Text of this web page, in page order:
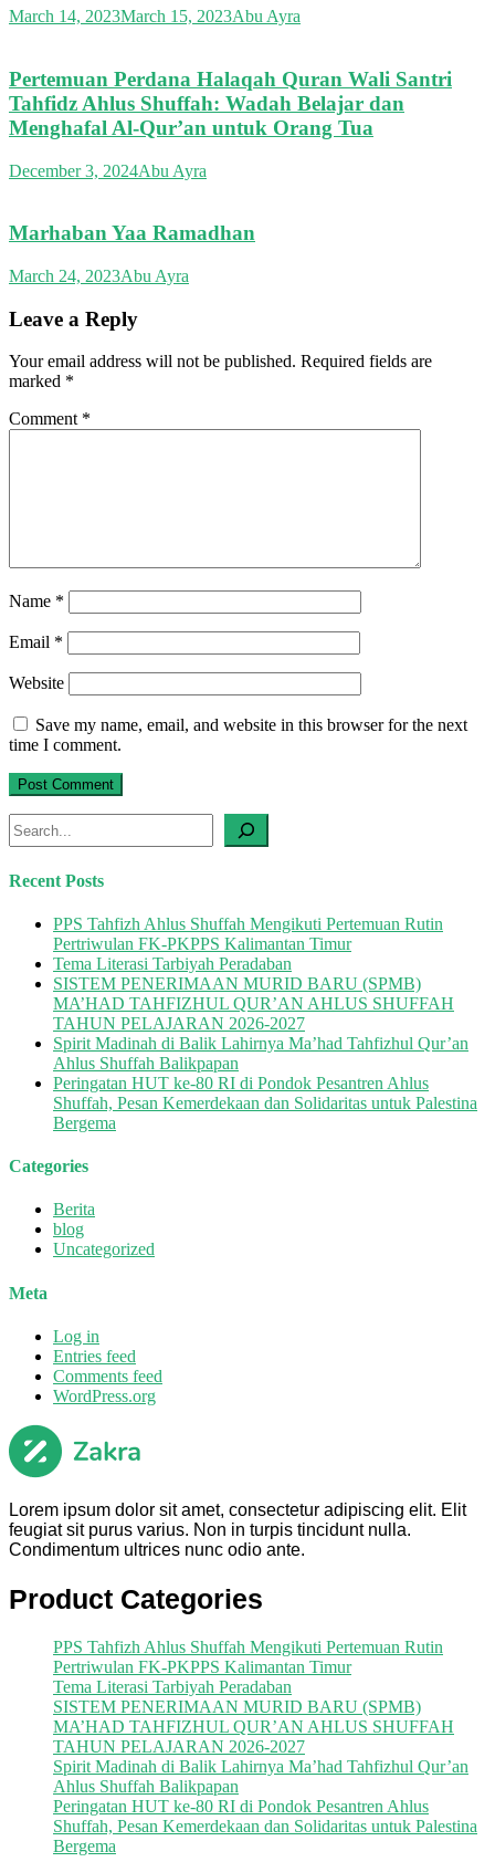
March 14, 2023March 15, 2023Abu Ayra
Pertemuan Perdana Halaqah Quran Wali Santri
Tahfidz Ahlus Shuffah: Wadah Belajar dan
Menghafal Al-Qur’an untuk Orang Tua
December 3, 2024Abu Ayra
Marhaban Yaa Ramadhan
March 24, 2023Abu Ayra
Leave a Reply
Your email address will not be published. Required fields are
marked *
Comment *
Name *
Email *
Website
Save my name, email, and website in this browser for the next
time I comment.
Search
Recent Posts
PPS Tahfizh Ahlus Shuffah Mengikuti Pertemuan Rutin
Pertriwulan FK-PKPPS Kalimantan Timur
Tema Literasi Tarbiyah Peradaban
SISTEM PENERIMAAN MURID BARU (SPMB)
MA’HAD TAHFIZHUL QUR’AN AHLUS SHUFFAH
TAHUN PELAJARAN 2026-2027
Spirit Madinah di Balik Lahirnya Ma’had Tahfizhul Qur’an
Ahlus Shuffah Balikpapan
Peringatan HUT ke-80 RI di Pondok Pesantren Ahlus
Shuffah, Pesan Kemerdekaan dan Solidaritas untuk Palestina
Bergema
Categories
Berita
blog
Uncategorized
Meta
Log in
Entries feed
Comments feed
WordPress.org
Lorem ipsum dolor sit amet, consectetur adipiscing elit. Elit
feugiat sit purus varius. Non in turpis tincidunt nulla.
Condimentum ultrices nunc odio ante.
Product Categories
PPS Tahfizh Ahlus Shuffah Mengikuti Pertemuan Rutin
Pertriwulan FK-PKPPS Kalimantan Timur
Tema Literasi Tarbiyah Peradaban
SISTEM PENERIMAAN MURID BARU (SPMB)
MA’HAD TAHFIZHUL QUR’AN AHLUS SHUFFAH
TAHUN PELAJARAN 2026-2027
Spirit Madinah di Balik Lahirnya Ma’had Tahfizhul Qur’an
Ahlus Shuffah Balikpapan
Peringatan HUT ke-80 RI di Pondok Pesantren Ahlus
Shuffah, Pesan Kemerdekaan dan Solidaritas untuk Palestina
Bergema